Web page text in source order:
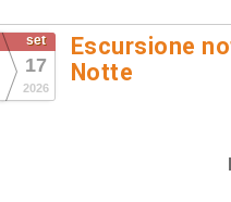
set
17
2026
Escursione
Notte